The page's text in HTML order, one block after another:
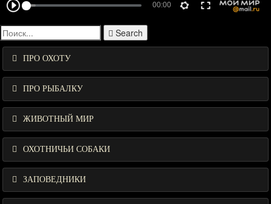
Search
ПРО ОХОТУ
ПРО РЫБАЛКУ
ЖИВОТНЫЙ МИР
ОХОТНИЧЬИ СОБАКИ
ЗАПОВЕДНИКИ